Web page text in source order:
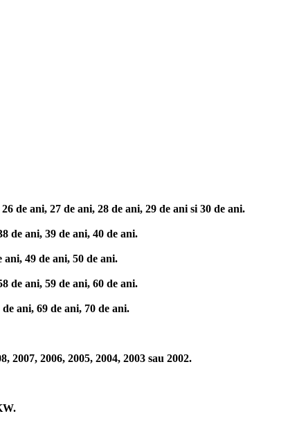
de ani, 27 de ani, 28 de ani, 29 de ani si 30 de ani.
de ani, 39 de ani, 40 de ani.
49 de ani, 50 de ani.
de ani, 59 de ani, 60 de ani.
ani, 69 de ani, 70 de ani.
2007, 2006, 2005, 2004, 2003 sau 2002.